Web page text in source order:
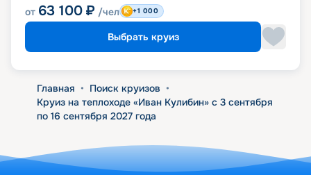
от 63 100 ₽ /чел +1 000
Выбрать круиз
Главная • Поиск круизов •
Круиз на теплоходе «Иван Кулибин» с 3 сентября
по 16 сентября 2027 года